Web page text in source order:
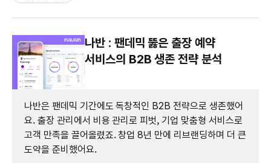
나반 : 팬데믹 뚫은 출장 예약
서비스의 B2B 생존 전략 분석
나반은 팬데믹 기간에도 독창적인 B2B 전략으로 생존했어
요. 출장 관리에서 비용 관리로 피벗, 기업 맞춤형 서비스로
고객 만족을 끌어올렸죠. 창업 8년 만에 리브랜딩하며 더 큰
도약을 준비했어요.